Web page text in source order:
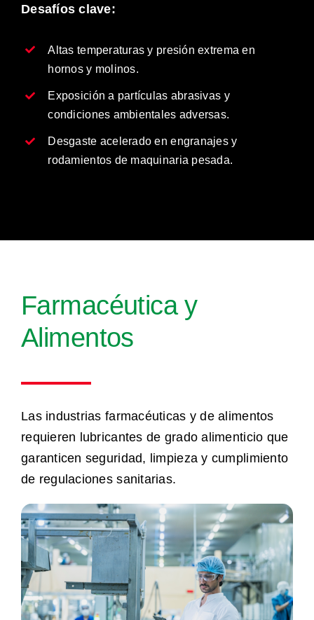
Desafíos clave:
Altas temperaturas y presión extrema en
hornos y molinos.
Exposición a partículas abrasivas y
condiciones ambientales adversas.
Desgaste acelerado en engranajes y
rodamientos de maquinaria pesada.
Farmacéutica y
Alimentos
Las industrias farmacéuticas y de alimentos
requieren lubricantes de grado alimenticio que
garanticen seguridad, limpieza y cumplimiento
de regulaciones sanitarias.